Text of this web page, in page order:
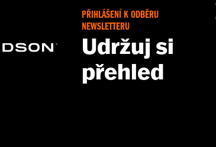
PŘIHLÁŠENÍ K ODBĚRU
NEWSLETTERU
Udržuj si
přehled